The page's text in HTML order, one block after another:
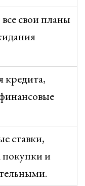
свои планы
кредита,
ставки,
и